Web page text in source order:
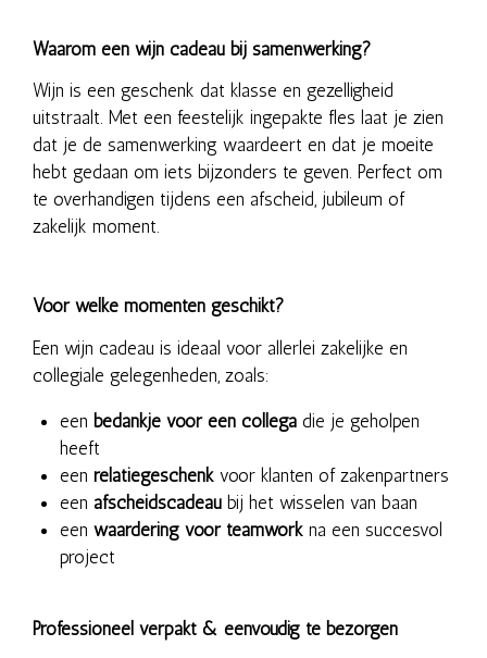
Waarom een wijn cadeau bij samenwerking?
Wijn is een geschenk dat klasse en gezelligheid
uitstraalt. Met een feestelijk ingepakte fles laat je zien
dat je de samenwerking waardeert en dat je moeite
hebt gedaan om iets bijzonders te geven. Perfect om
te overhandigen tijdens een afscheid, jubileum of
zakelijk moment.
Voor welke momenten geschikt?
Een wijn cadeau is ideaal voor allerlei zakelijke en
collegiale gelegenheden, zoals:
een bedankje voor een collega die je geholpen
heeft
een relatiegeschenk voor klanten of zakenpartners
een afscheidscadeau bij het wisselen van baan
een waardering voor teamwork na een succesvol
project
Professioneel verpakt & eenvoudig te bezorgen